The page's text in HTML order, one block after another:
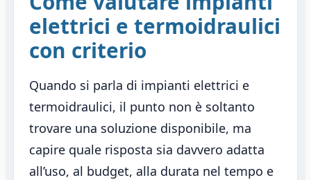
elettrici e termoidraulici
con criterio
Quando si parla di impianti elettrici e
termoidraulici, il punto non è soltanto
trovare una soluzione disponibile, ma
capire quale risposta sia davvero adatta
all’uso, al budget, alla durata nel tempo e